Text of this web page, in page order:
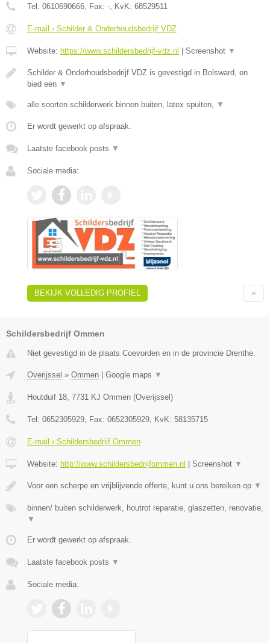
Tel: 0610690666, Fax: -, KvK: 68529511
E-mail › Schilder & Onderhoudsbedrijf VDZ
Website: https://www.schildersbedrijf-vdz.nl Screenshot ▼
Schilder & Onderhoudsbedrijf VDZ is gevestigd in Bolsward, en
bied een ▼
alle soorten schilderwerk binnen buiten, latex spuiten, ▼
Er wordt gewerkt op afspraak.
Laatste facebook posts ▼
Sociale media:
BEKIJK VOLLEDIG PROFIEL
Schildersbedrijf Ommen
Niet gevestigd in de plaats Coevorden en in de provincie Drenthe.
Overijssel » Ommen | Google maps ▼
Houtduif 18 7731 KJ Ommen (Overijssel)
Tel: 0652305929 , Fax: 0652305929 , KvK: 58135715
E-mail › Schildersbedrijf Ommen
Website: http://www.schildersbedrijfommen.nl | Screenshot ▼
Voor een scherpe en vrijblijvende offerte, kunt u ons bereiken op ▼
binnen/ buiten schilderwerk, houtrot reparatie, glaszetten, renovatie,
▼
Er wordt gewerkt op afspraak.
Laatste facebook posts ▼
Sociale media: